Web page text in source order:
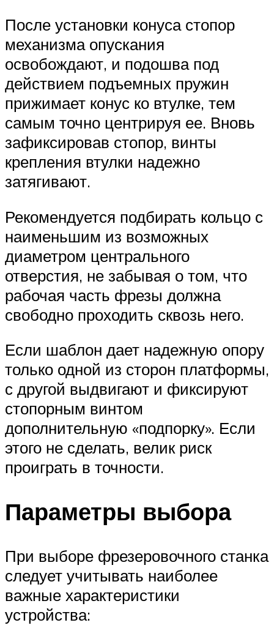
После установки конуса стопор
механизма опускания
освобождают, и подошва под
действием подъемных пружин
прижимает конус ко втулке, тем
самым точно центрируя ее. Вновь
зафиксировав стопор, винты
крепления втулки надежно
затягивают.
Рекомендуется подбирать кольцо с
наименьшим из возможных
диаметром центрального
отверстия, не забывая о том, что
рабочая часть фрезы должна
свободно проходить сквозь него.
Если шаблон дает надежную опору
только одной из сторон платформы,
с другой выдвигают и фиксируют
стопорным винтом
дополнительную «подпорку». Если
этого не сделать, велик риск
проиграть в точности.
Параметры выбора
При выборе фрезеровочного станка
следует учитывать наиболее
важные характеристики
устройства: